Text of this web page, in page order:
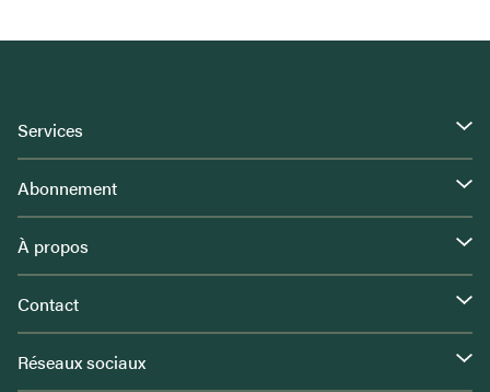
Services
Abonnement
À propos
Contact
Réseaux sociaux